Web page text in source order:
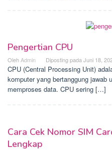
Pengertian CPU
Oleh Admin Diposting pada Juni 18,
CPU (Central Processing Unit)
komputer yang bertanggung jawab
memproses data. CPU sering […]
Cara Cek Nomor SIM
Lengkap